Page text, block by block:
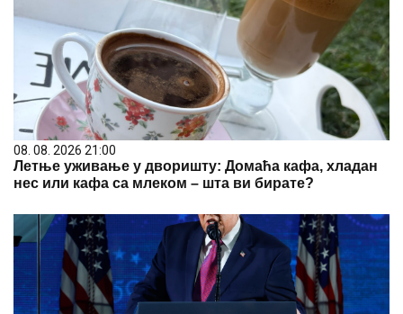
08. 08. 2026 21:00
Летње уживање у дворишту: Домаћа кафа, хладан
нес или кафа са млеком – шта ви бирате?